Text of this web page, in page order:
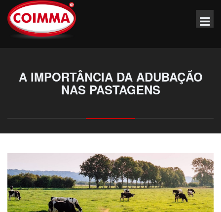
A IMPORTÂNCIA DA ADUBAÇÃO
NAS PASTAGENS